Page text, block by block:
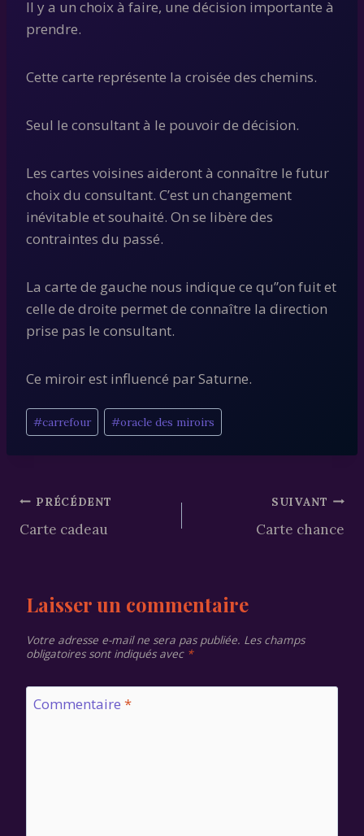
Il y a un choix à faire, une décision importante à
prendre.
Cette carte représente la croisée des chemins.
Seul le consultant à le pouvoir de décision.
Les cartes voisines aideront à connaître le futur
choix du consultant. C’est un changement
inévitable et souhaité. On se libère des
contraintes du passé.
La carte de gauche nous indique ce qu”on fuit et
celle de droite permet de connaître la direction
prise pas le consultant.
Ce miroir est influencé par Saturne.
Étiquettes
de
#carrefour #oracle des miroirs
Navigation
de
PRÉCÉDENT
Carte cadeau
SUIVANT
Carte chance
Laisser un commentaire
Votre adresse e-mail ne sera pas publiée. Les champs
obligatoires sont indiqués avec *
Commentaire *